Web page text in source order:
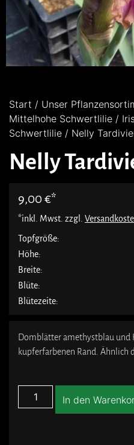
Start / Unser
Mittelhohe Schwertlilie /
Schwertlilie / Nelly
Nelly
9,00 €
*inkl. Mwst. zzgl.
Topfgröße:
Höhe:
Breite:
Blüte:
Blütezeite:
Domblätter amethystblau
kupferfarbenen Rand. Ähnlich
In den